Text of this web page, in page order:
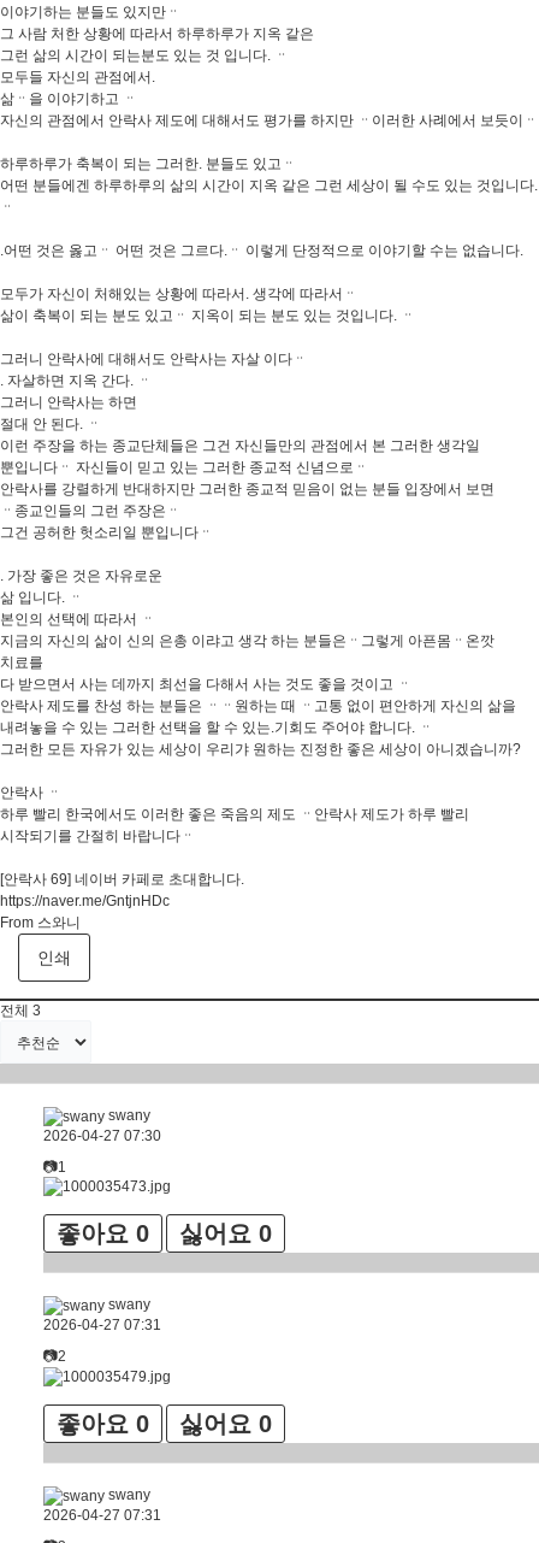
이야기하는 분들도 있지만ᆢ
그 사람 처한 상황에 따라서 하루하루가 지옥 같은
그런 삶의 시간이 되는분도 있는 것 입니다. ᆢ
모두들 자신의 관점에서.
삶ᆢ을 이야기하고 ᆢ
자신의 관점에서 안락사 제도에 대해서도 평가를 하지만 ᆢ이러한 사례에서 보듯이ᆢ
하루하루가 축복이 되는 그러한. 분들도 있고ᆢ
어떤 분들에겐 하루하루의 삶의 시간이 지옥 같은 그런 세상이 될 수도 있는 것입니다.
ᆢ
.어떤 것은 옳고ᆢ 어떤 것은 그르다.ᆢ 이렇게 단정적으로 이야기할 수는 없습니다.
모두가 자신이 처해있는 상황에 따라서. 생각에 따라서ᆢ
삶이 축복이 되는 분도 있고ᆢ 지옥이 되는 분도 있는 것입니다. ᆢ
그러니 안락사에 대해서도 안락사는 자살 이다ᆢ
. 자살하면 지옥 간다. ᆢ
그러니 안락사는 하면
절대 안 된다. ᆢ
이런 주장을 하는 종교단체들은 그건 자신들만의 관점에서 본 그러한 생각일
뿐입니다ᆢ 자신들이 믿고 있는 그러한 종교적 신념으로ᆢ
안락사를 강렬하게 반대하지만 그러한 종교적 믿음이 없는 분들 입장에서 보면
ᆢ종교인들의 그런 주장은ᆢ
그건 공허한 헛소리일 뿐입니다ᆢ
. 가장 좋은 것은 자유로운
삶 입니다. ᆢ
본인의 선택에 따라서 ᆢ
지금의 자신의 삶이 신의 은총 이랴고 생각 하는 분들은ᆢ그렇게 아픈몸ᆢ온깟
치료를
다 받으면서 사는 데까지 최선을 다해서 사는 것도 좋을 것이고 ᆢ
안락사 제도를 찬성 하는 분들은 ᆢᆢ원하는 때 ᆢ고통 없이 편안하게 자신의 삶을
내려놓을 수 있는 그러한 선택을 할 수 있는.기회도 주어야 합니다. ᆢ
그러한 모든 자유가 있는 세상이 우리갸 원하는 진정한 좋은 세상이 아니겠습니까?
안락사 ᆢ
하루 빨리 한국에서도 이러한 좋은 죽음의 제도 ᆢ안락사 제도가 하루 빨리
시작되기를 간절히 바랍니다ᆢ
[안락사 69] 네이버 카페로 초대합니다.
https://naver.me/GntjnHDc
From 스와니
인쇄
전체 3
swany
2026-04-27 07:30
📷1
좋아요 0 싫어요 0
swany
2026-04-27 07:31
📷2
좋아요 0 싫어요 0
swany
2026-04-27 07:31